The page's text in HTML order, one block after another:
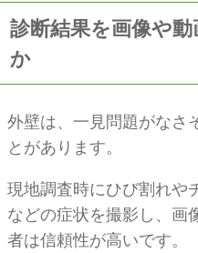
診断結果を画像や
か
外壁は、一見問題がなさ
とがあります。
現地調査時にひび割れや
などの症状を撮影し、画
者は信頼性が高いです。